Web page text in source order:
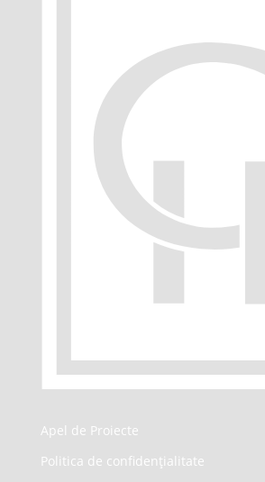
Apel de Proiecte
Politica de confidențialitate